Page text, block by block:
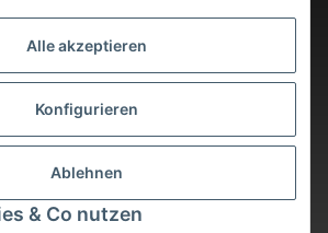
Alle akzeptieren
Konfigurieren
Ablehnen
& Co nutzen